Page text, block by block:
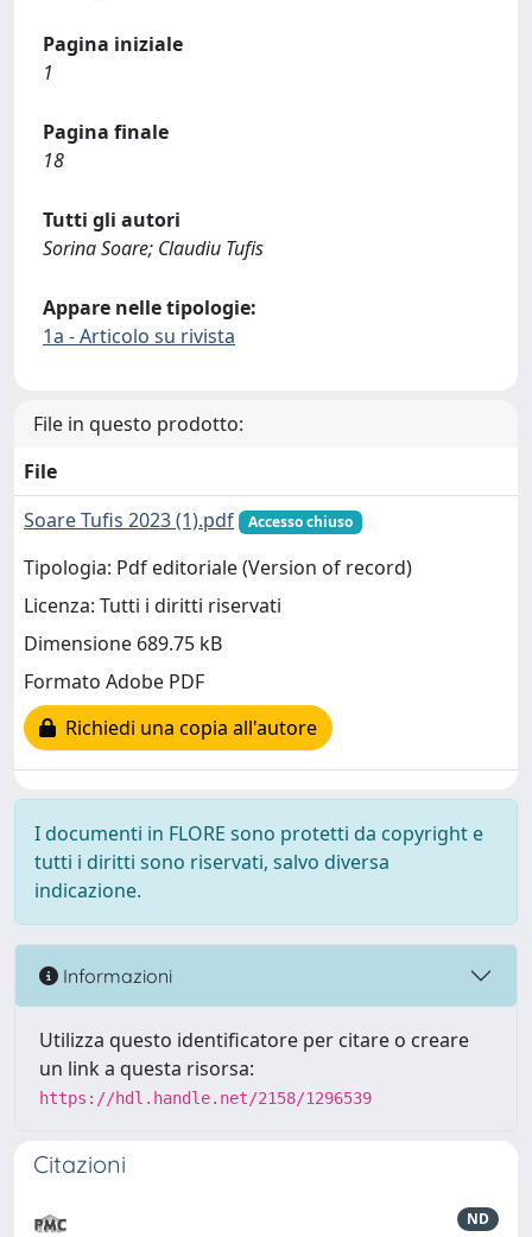
Pagina iniziale
1
Pagina finale
18
Tutti gli autori
Sorina Soare; Claudiu Tufis
Appare nelle tipologie:
1a - Articolo su rivista
File in questo prodotto:
File
Soare Tufis 2023 (1).pdf
Accesso chiuso
Tipologia: Pdf editoriale (Version of record)
Licenza: Tutti i diritti riservati
Dimensione 689.75 kB
Formato Adobe PDF
Richiedi una copia all'autore
I documenti in FLORE sono protetti da copyright e
tutti i diritti sono riservati, salvo diversa
indicazione.
Informazioni
Utilizza questo identificatore per citare o creare
un link a questa risorsa:
https://hdl.handle.net/2158/1296539
Citazioni
ND